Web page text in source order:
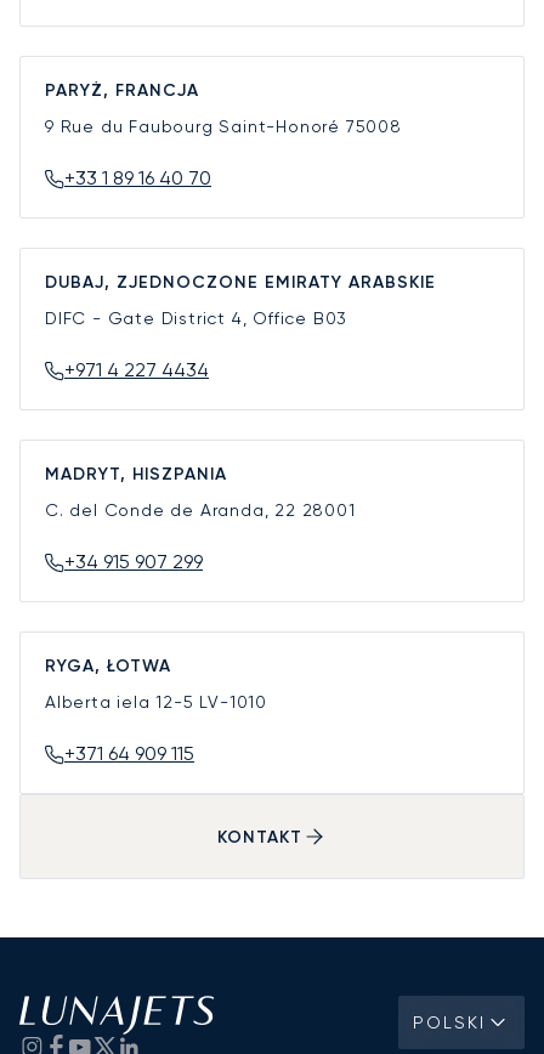
PARYŻ, FRANCJA
9 Rue du Faubourg Saint-Honoré 75008
+33 1 89 16 40 70
DUBAJ, ZJEDNOCZONE EMIRATY ARABSKIE
DIFC - Gate District 4, Office B03
+971 4 227 4434
MADRYT, HISZPANIA
C. del Conde de Aranda, 22 28001
+34 915 907 299
RYGA, ŁOTWA
Alberta iela 12-5 LV-1010
+371 64 909 115
KONTAKT
POLSKI